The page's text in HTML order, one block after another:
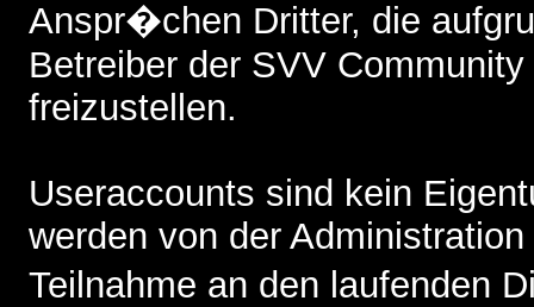
Anspr�chen Dritter, die
Betreiber der SVV
freizustellen.
Useraccounts sind kein
werden von der
Teilnahme an den laufenden